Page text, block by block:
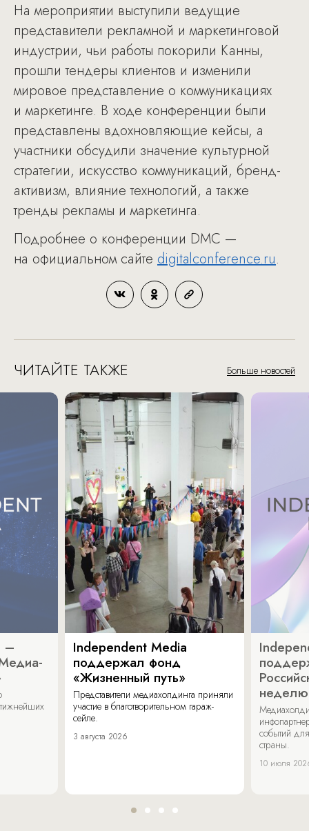
На мероприятии выступили ведущие
представители рекламной и маркетинговой
индустрии, чьи работы покорили Канны,
прошли тендеры клиентов и изменили
мировое представление о коммуникациях
и маркетинге. В ходе конференции были
представлены вдохновляющие кейсы, а
участники обсудили значение культурной
стратегии, искусство коммуникаций, бренд-
активизм, влияние технологий, а также
тренды рекламы и маркетинга.
Подробнее о конференции DMC —
на официальном сайте digitalconference.ru.
ЧИТАЙТЕ ТАКЖЕ Больше новостей
–
Independent Media
поддержал фонд
«Жизненный путь»
Представители медиахолдинга приняли
участие в благотворительном гараж-
сейле.
3 августа 2026
неделю
событий
страны.
10 июля